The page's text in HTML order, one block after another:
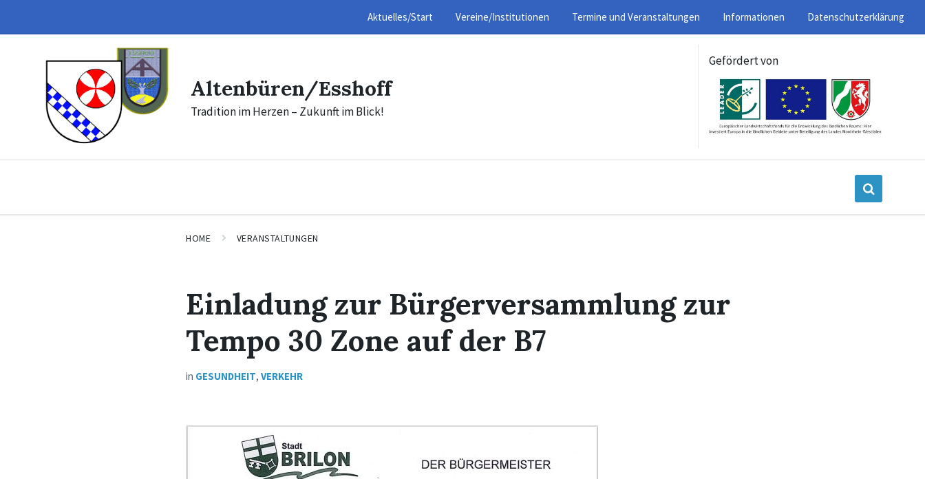
content
footer
Aktuelles/Start Vereine/Institutionen Termine und Veranstaltungen Informationen Datenschutzerklärung
Altenbüren/Esshoff
Tradition im Herzen – Zukunft im Blick!
Gefördert von
HOME VERANSTALTUNGEN
Einladung zur Bürgerversammlung zur
Tempo 30 Zone auf der B7
in GESUNDHEIT,VERKEHR